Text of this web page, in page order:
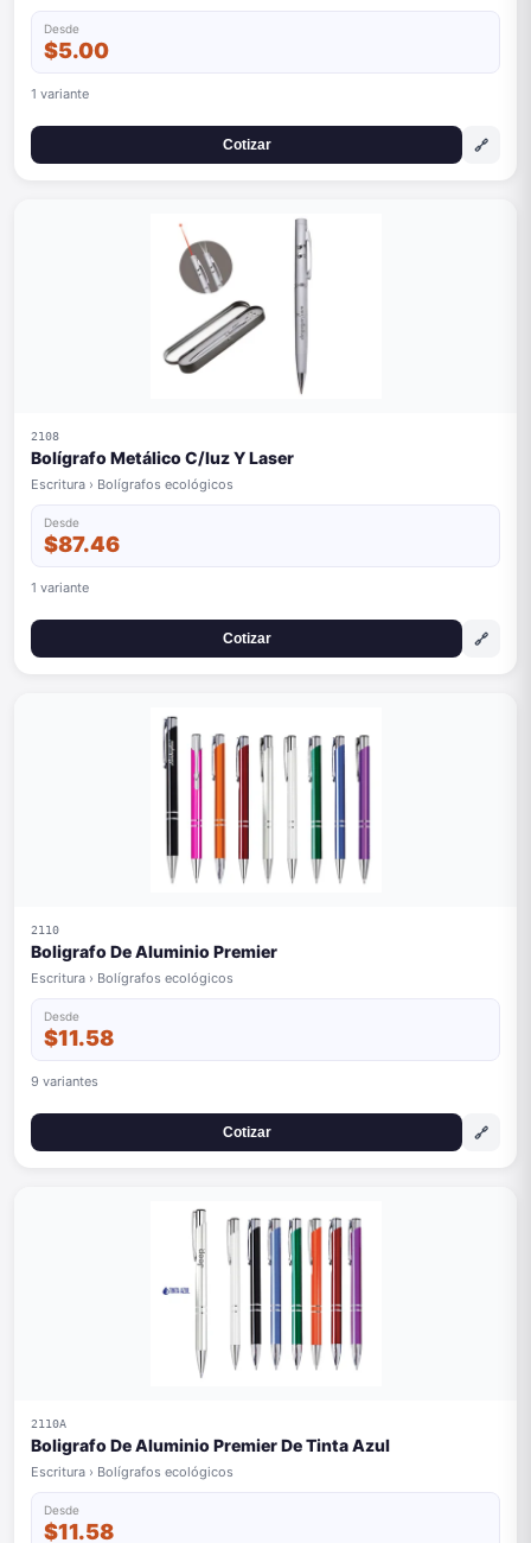
Desde
$5.00
1 variante
Cotizar 🔗
2108
Bolígrafo Metálico C/luz Y Laser
Escritura › Bolígrafos ecológicos
Desde
$87.46
1 variante
Cotizar 🔗
2110
Boligrafo De Aluminio Premier
Escritura › Bolígrafos ecológicos
Desde
$11.58
9 variantes
Cotizar 🔗
2110A
Boligrafo De Aluminio Premier De Tinta Azul
Escritura › Bolígrafos ecológicos
Desde
$11.58